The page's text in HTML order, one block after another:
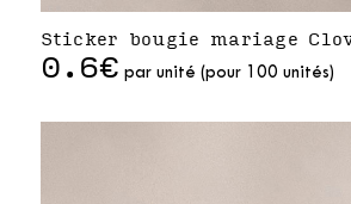
Sticker bougie mariage
0.6€ par unité (pour 100 unités)